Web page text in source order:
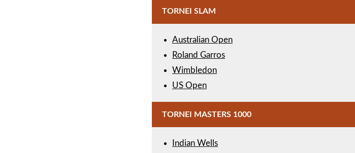
TORNEI SLAM
Australian Open
Roland Garros
Wimbledon
US Open
TORNEI MASTERS 1000
Indian Wells